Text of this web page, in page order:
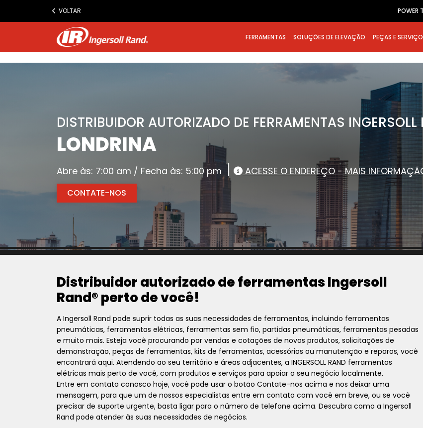
www.ingersollrand.com
VOLTAR POWER
FERRAMENTAS SOLUÇÕES DE ELEVAÇÃO PEÇAS E SERVIÇO
DISTRIBUIDOR AUTORIZADO DE FERRAMENTAS INGERSOLL
LONDRINA
Abre às: 7:00 am / Fecha às: 5:00 pm ACESSE O ENDEREÇO - MAIS
CONTATE-NOS
Distribuidor autorizado de ferramentas Ingersoll
Rand® perto de você!
A Ingersoll Rand pode suprir todas as suas necessidades de ferramentas, incluindo ferramentas
pneumáticas, ferramentas elétricas, ferramentas sem fio, partidas pneumáticas, ferramentas pesadas
e muito mais. Esteja você procurando por vendas e cotações de novos produtos, solicitações de
demonstração, peças de ferramentas, kits de ferramentas, acessórios ou manutenção e reparos, você
encontrará aqui. Atendendo ao seu território e áreas adjacentes, a INGERSOLL RAND ferramentas
elétricas mais perto de você, com produtos e serviços para apoiar o seu negócio localmente.
Entre em contato conosco hoje, você pode usar o botão Contate-nos acima e nos deixar uma
mensagem, para que um de nossos especialistas entre em contato com você em breve, ou se você
precisar de suporte urgente, basta ligar para o número de telefone acima. Descubra como a Ingersoll
Rand pode atender às suas necessidades de negócios.